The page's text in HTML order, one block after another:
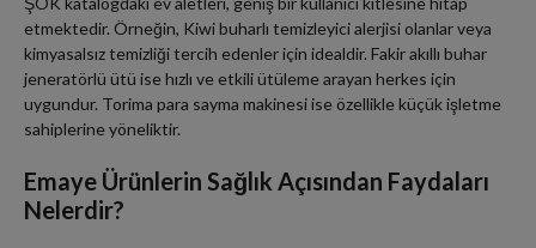
etmektedir. Örneğin, Kiwi buharlı temizleyici alerjisi olanlar veya
kimyasalsız temizliği tercih edenler için idealdir. Fakir akıllı buhar
jeneratörlü ütü ise hızlı ve etkili ütüleme arayan herkes için
uygundur. Torima para sayma makinesi ise özellikle küçük işletme
sahiplerine yöneliktir.
Emaye Ürünlerin Sağlık Açısından Faydaları
Nelerdir?